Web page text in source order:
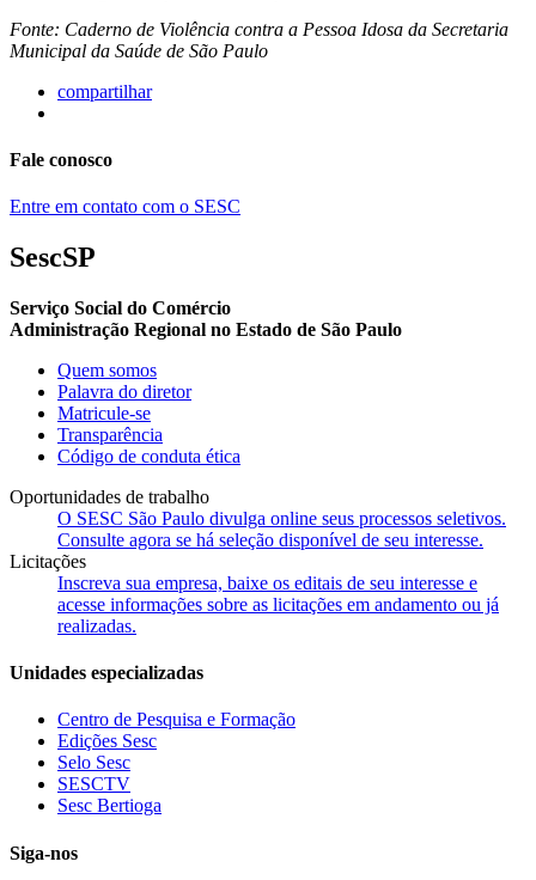
Fonte: Caderno de Violência contra a Pessoa Idosa da Secretaria
Municipal da Saúde de São Paulo
compartilhar
Fale conosco
Entre em contato com o SESC
SescSP
Serviço Social do Comércio
Administração Regional no Estado de São Paulo
Quem somos
Palavra do diretor
Matricule-se
Transparência
Código de conduta ética
Oportunidades de trabalho
O SESC São Paulo divulga online seus processos seletivos.
Consulte agora se há seleção disponível de seu interesse.
Licitações
Inscreva sua empresa, baixe os editais de seu interesse e
acesse informações sobre as licitações em andamento ou já
realizadas.
Unidades especializadas
Centro de Pesquisa e Formação
Edições Sesc
Selo Sesc
SESCTV
Sesc Bertioga
Siga-nos